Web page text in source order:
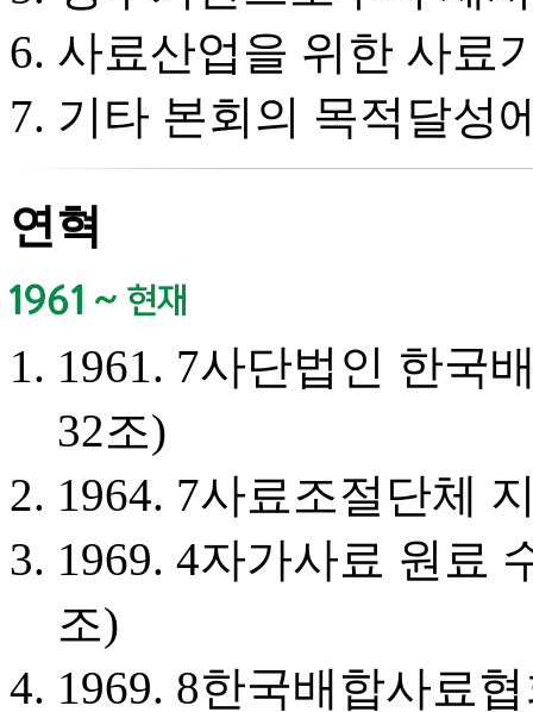
사료산업을 위한 사료
기타 본회의 목적달성
연혁
1961. 7사단법인 한국
32조)
1964. 7사료조절단체
1969. 4자가사료 원료
조)
1969. 8한국배합사료